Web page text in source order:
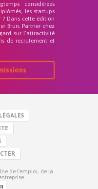
considérées
les startups
? Dans cette édition
Brun, Partner chez
sur l’attractivité
de recrutement et
de l'emploi, de la